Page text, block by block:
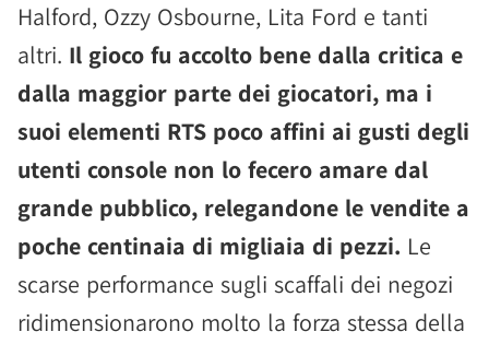
Halford, Ozzy Osbourne, Lita Ford e tanti
altri. Il gioco fu accolto bene dalla critica e
dalla maggior parte dei giocatori, ma i
suoi elementi RTS poco affini ai gusti degli
utenti console non lo fecero amare dal
grande pubblico, relegandone le vendite a
poche centinaia di migliaia di pezzi. Le
scarse performance sugli scaffali dei negozi
ridimensionarono molto la forza stessa della